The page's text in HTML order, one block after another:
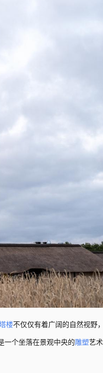
楼不仅仅有着广阔的自然视野，
一个坐落在景观中央的雕塑艺术